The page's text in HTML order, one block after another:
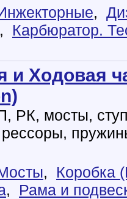
,
,
Карбюратор.
и Ходовая
РК, мосты,
,
Коробка
, Рама и